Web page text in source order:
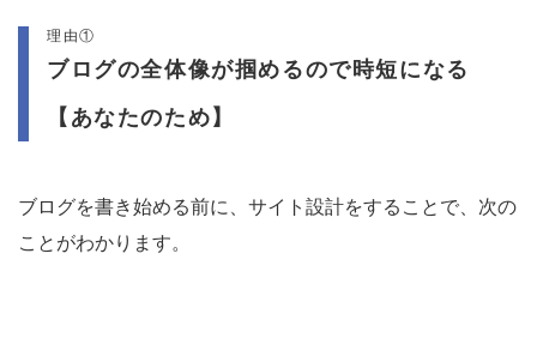
理由①
ブログの全体像が掴めるので時短になる
【あなたのため】
ブログを書き始める前に、サイト設計をすることで、次の
ことがわかります。